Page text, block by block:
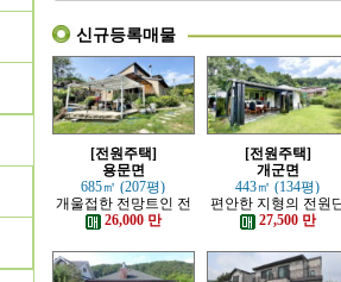
신규등록매물
[전원주택]
용문면
685㎡ (207평)
개울접한 전망트인 전
원주택
26,000 만
[전원주택]
개군면
443㎡ (134평)
편안한 지형의 전원
지 내의 주택
27,500 만